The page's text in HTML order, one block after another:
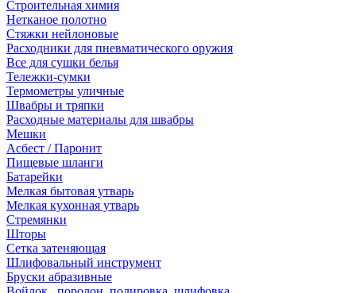
Строительная химия
Нетканое полотно
Стяжки нейлоновые
Расходники для пневматического оружия
Все для сушки белья
Тележки-сумки
Термометры уличные
Швабры и тряпки
Расходные материалы для швабры
Мешки
Асбест / Паронит
Пищевые шланги
Батарейки
Мелкая бытовая утварь
Мелкая кухонная утварь
Стремянки
Шторы
Сетка затеняющая
Шлифовальный инструмент
Бруски абразивные